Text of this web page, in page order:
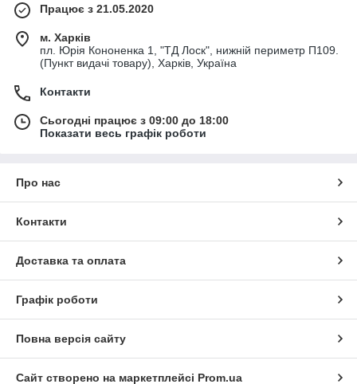
Працює з 21.05.2020
м. Харків
пл. Юрія Кононенка 1, "ТД Лоск", нижній периметр П109.
(Пункт видачі товару), Харків, Україна
Контакти
Сьогодні працює з 09:00 до 18:00
Показати весь графік роботи
Про нас
Контакти
Доставка та оплата
Графік роботи
Повна версія сайту
Сайт створено на маркетплейсі Prom.ua